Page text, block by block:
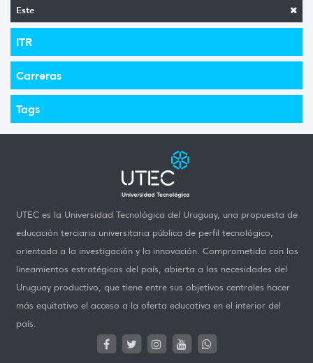
Este
ITR
Carreras
Tags
UTEC es la Universidad Tecnológica del Uruguay, una propuesta de
educación terciaria universitaria pública de perfil tecnológico,
orientada a la investigación y la innovación. Comprometida con los
lineamientos estratégicos del país, abierta a las necesidades del
Uruguay productivo, que tiene entre sus objetivos centrales hacer
más equitativo el acceso a la oferta educativa en el interior del
país.